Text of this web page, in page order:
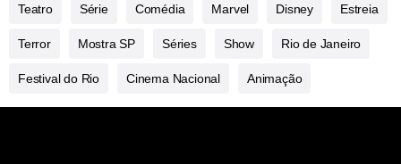
Teatro Série Comédia Marvel Disney Estreia
Terror Mostra SP Séries Show Rio de Janeiro
Festival do Rio Cinema Nacional Animação